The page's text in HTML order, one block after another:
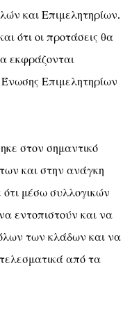
και Επιμελητηρίων.
ότι οι προτάσεις θα
εκφράζονται
Επιμελητηρίων
στον σημαντικό
και στην ανάγκη
ότι μέσω συλλογικών
εντοπιστούν και να
των κλάδων και να
από τα